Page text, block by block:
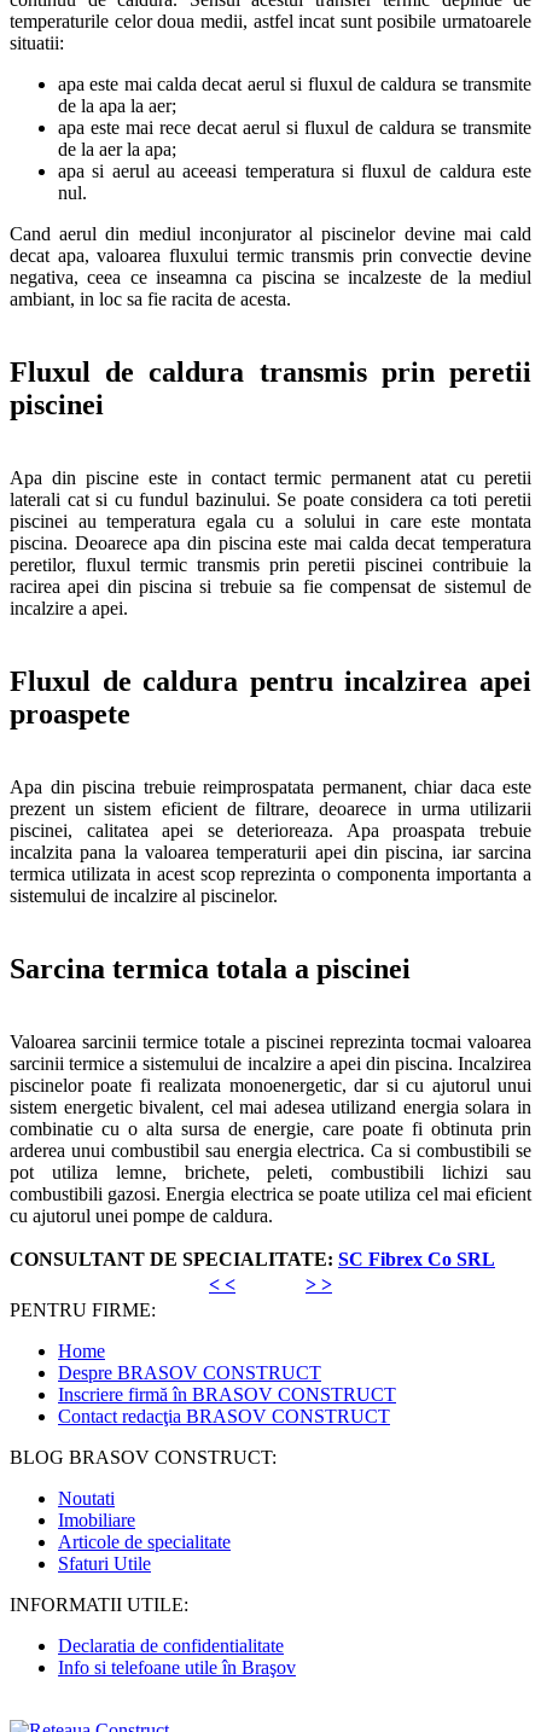
temperaturile celor doua medii, astfel incat sunt posibile urmatoarele
situatii:
apa este mai calda decat aerul si fluxul de caldura se transmite
de la apa la aer;
apa este mai rece decat aerul si fluxul de caldura se transmite
de la aer la apa;
apa si aerul au aceeasi temperatura si fluxul de caldura este
nul.
Cand aerul din mediul inconjurator al piscinelor devine mai cald
decat apa, valoarea fluxului termic transmis prin convectie devine
negativa, ceea ce inseamna ca piscina se incalzeste de la mediul
ambiant, in loc sa fie racita de acesta.
Fluxul de caldura transmis prin peretii
piscinei
Apa din piscine este in contact termic permanent atat cu peretii
laterali cat si cu fundul bazinului. Se poate considera ca toti peretii
piscinei au temperatura egala cu a solului in care este montata
piscina. Deoarece apa din piscina este mai calda decat temperatura
peretilor, fluxul termic transmis prin peretii piscinei contribuie la
racirea apei din piscina si trebuie sa fie compensat de sistemul de
incalzire a apei.
Fluxul de caldura pentru incalzirea apei
proaspete
Apa din piscina trebuie reimprospatata permanent, chiar daca este
prezent un sistem eficient de filtrare, deoarece in urma utilizarii
piscinei, calitatea apei se deterioreaza. Apa proaspata trebuie
incalzita pana la valoarea temperaturii apei din piscina, iar sarcina
termica utilizata in acest scop reprezinta o componenta importanta a
sistemului de incalzire al piscinelor.
Sarcina termica totala a piscinei
Valoarea sarcinii termice totale a piscinei reprezinta tocmai valoarea
sarcinii termice a sistemului de incalzire a apei din piscina. Incalzirea
piscinelor poate fi realizata monoenergetic, dar si cu ajutorul unui
sistem energetic bivalent, cel mai adesea utilizand energia solara in
combinatie cu o alta sursa de energie, care poate fi obtinuta prin
arderea unui combustibil sau energia electrica. Ca si combustibili se
pot utiliza lemne, brichete, peleti, combustibili lichizi sau
combustibili gazosi. Energia electrica se poate utiliza cel mai eficient
cu ajutorul unei pompe de caldura.
CONSULTANT DE SPECIALITATE: SC Fibrex Co SRL
< <
> >
PENTRU FIRME:
Home
Despre BRASOV CONSTRUCT
Inscriere firmă în BRASOV CONSTRUCT
Contact redacţia BRASOV CONSTRUCT
BLOG BRASOV CONSTRUCT:
Noutati
Imobiliare
Articole de specialitate
Sfaturi Utile
INFORMATII UTILE:
Declaratia de confidentialitate
Info si telefoane utile în Braşov